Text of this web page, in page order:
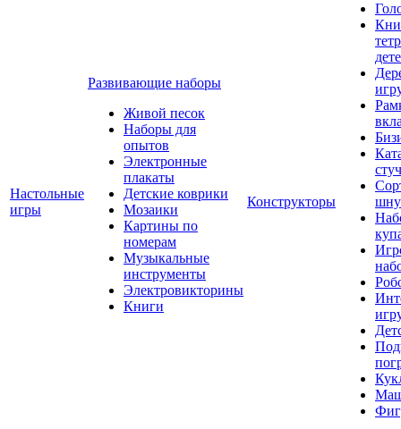
Настольные
игры
Развивающие наборы
Живой песок
Наборы для
опытов
Электронные
плакаты
Детские коврики
Мозаики
Картины по
номерам
Музыкальные
инструменты
Электровикторины
Книги
Конструкторы